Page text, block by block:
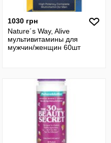
1030 грн
Nature´s Way, Alive
мультивитамины для
мужчин/женщин 60шт